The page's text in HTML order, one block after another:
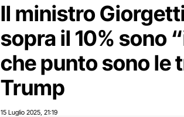
Il ministro
sopra il 10% sono
che punto sono le
Trump
15 Luglio 2025 21:19